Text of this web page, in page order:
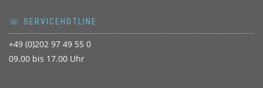
☏ SERVICEHOTLINE
+49 (0)202 97 49 55 0
09.00 bis 17.00 Uhr